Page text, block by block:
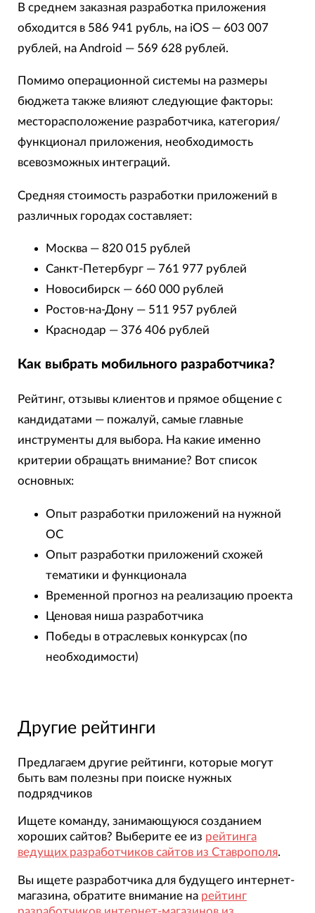
В среднем заказная разработка приложения
обходится в 586 941 рубль, на iOS — 603 007
рублей, на Android — 569 628 рублей.
Помимо операционной системы на размеры
бюджета также влияют следующие факторы:
месторасположение разработчика, категория/
функционал приложения, необходимость
всевозможных интеграций.
Средняя стоимость разработки приложений в
различных городах составляет:
Москва — 820 015 рублей
Санкт-Петербург — 761 977 рублей
Новосибирск — 660 000 рублей
Ростов-на-Дону — 511 957 рублей
Краснодар — 376 406 рублей
Как выбрать мобильного разработчика?
Рейтинг, отзывы клиентов и прямое общение с
кандидатами — пожалуй, самые главные
инструменты для выбора. На какие именно
критерии обращать внимание? Вот список
основных:
Опыт разработки приложений на нужной
ОС
Опыт разработки приложений схожей
тематики и функционала
Временной прогноз на реализацию проекта
Ценовая ниша разработчика
Победы в отраслевых конкурсах (по
необходимости)
Другие рейтинги
Предлагаем другие рейтинги, которые могут
быть вам полезны при поиске нужных
подрядчиков
Ищете команду, занимающуюся созданием
хороших сайтов? Выберите ее из рейтинга
ведущих разработчиков сайтов из Ставрополя.
Вы ищете разработчика для будущего интернет-
магазина, обратите внимание на рейтинг